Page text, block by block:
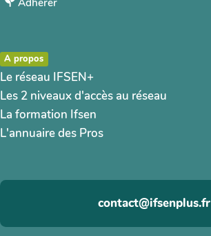
A propos
Le réseau IFSEN+
Les 2 niveaux d'accès au réseau
La formation Ifsen
L'annuaire des Pros
contact@ifsenplus.fr